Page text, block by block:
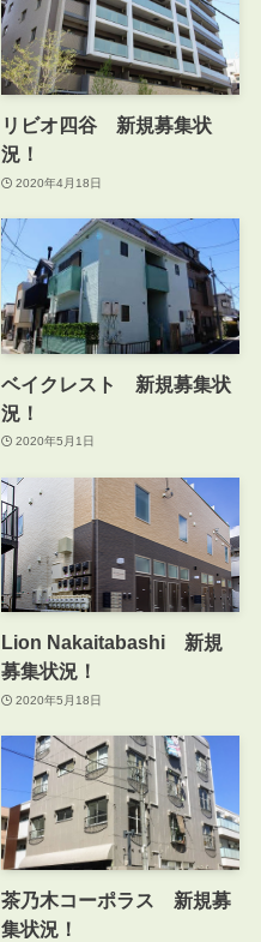
リビオ四谷 新規募集状
況！
2020年4月18日
ベイクレスト 新規募集状
況！
2020年5月1日
Lion Nakaitabashi 新規
募集状況！
2020年5月18日
茶乃木コーポラス 新規募
集状況！